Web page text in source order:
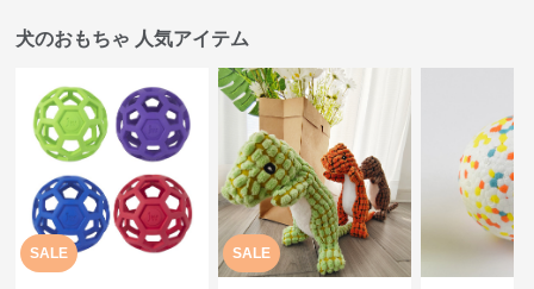
犬のおもちゃ 人気アイテム
SALE SALE